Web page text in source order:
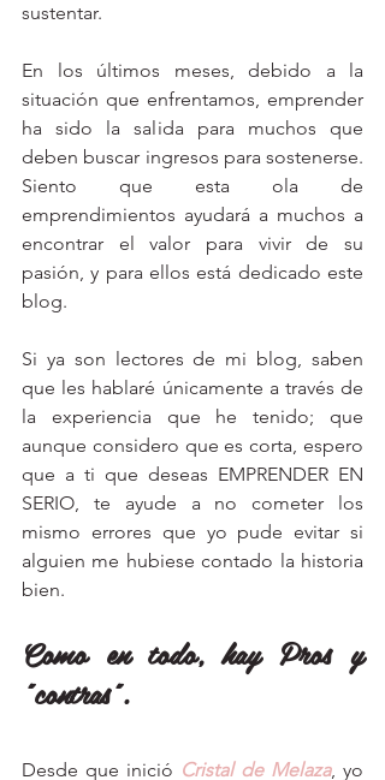
sustentar.
En los últimos meses, debido a la
situación que enfrentamos, emprender
ha sido la salida para muchos que
deben buscar ingresos para sostenerse.
Siento que esta ola de
emprendimientos ayudará a muchos a
encontrar el valor para vivir de su
pasión, y para ellos está dedicado este
blog.
Si ya son lectores de mi blog, saben
que les hablaré únicamente a través de
la experiencia que he tenido; que
aunque considero que es corta, espero
que a ti que deseas EMPRENDER EN
SERIO, te ayude a no cometer los
mismo errores que yo pude evitar si
alguien me hubiese contado la historia
bien.
Como en todo, hay Pros y
"contras".
Desde que inició Cristal de Melaza, yo